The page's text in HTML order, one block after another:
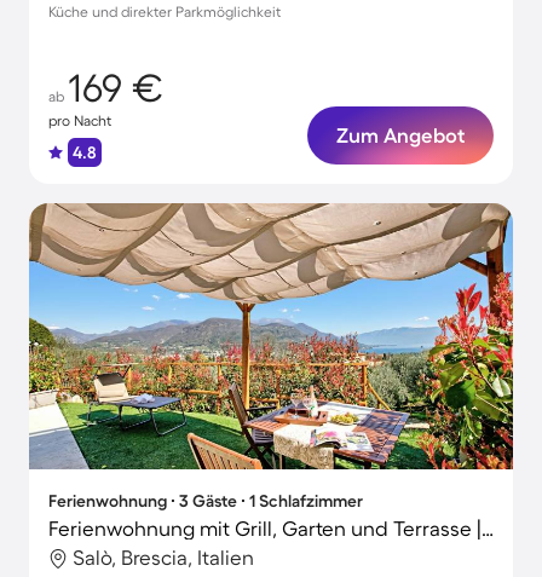
Küche und direkter Parkmöglichkeit
ab 169 €
pro Nacht
4.8
Zum Angebot
Ferienwohnung ∙ 3 Gäste ∙ 1 Schlafzimmer
Ferienwohnung mit Grill, Garten und Terrasse | Wasserblick
Salò, Brescia, Italien